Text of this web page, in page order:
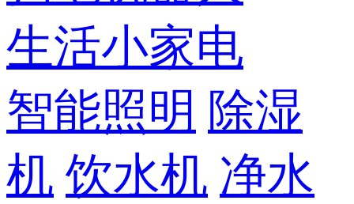
生活小家电
智能照明 除湿
机 饮水机 净水